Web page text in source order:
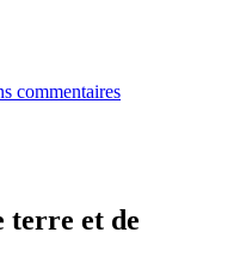
commentaires
terre et de